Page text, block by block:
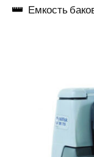
Емкость